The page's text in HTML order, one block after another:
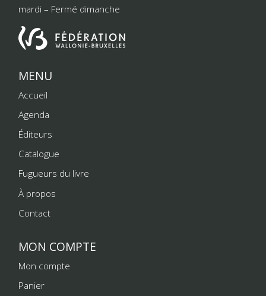
mardi – Fermé dimanche
MENU
Accueil
Agenda
Éditeurs
Catalogue
Fugueurs du livre
À propos
Contact
MON COMPTE
Mon compte
Panier